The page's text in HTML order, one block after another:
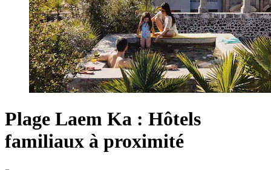
Plage Laem Ka : Hôtels
familiaux à proximité